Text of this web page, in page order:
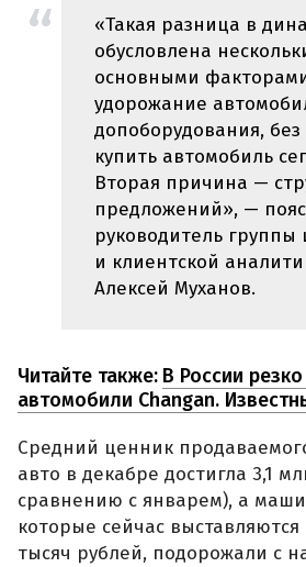
«Такая разница в
обусловлена
основными
удорожание
допоборудования, без
купить автомобиль
Вторая причина —
предложений», —
руководитель группы
и клиентской
Алексей Муханов.
Читайте также: В России
автомобили Changan.
Средний ценник
авто в декабре достигла 3,1
сравнению с январем), а
которые сейчас
тысяч рублей, подорожали с